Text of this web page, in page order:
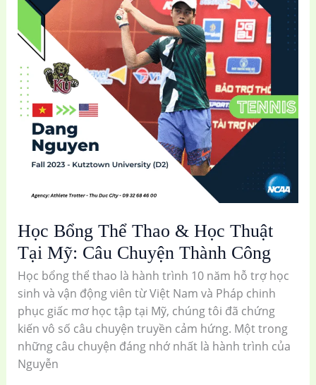
Học Bổng Thể Thao & Học Thuật
Tại Mỹ: Câu Chuyện Thành Công
Học bổng thể thao là hành trình 10 năm hỗ trợ học
sinh và vận động viên từ Việt Nam và Pháp chinh
phục giấc mơ học tập tại Mỹ, chúng tôi đã chứng
kiến vô số câu chuyện truyền cảm hứng. Một trong
những câu chuyện đáng nhớ nhất là hành trình của
Nguyễn
Học
Thuật
Tại
Mỹ:
Câu
Chuyện
Thành
Công